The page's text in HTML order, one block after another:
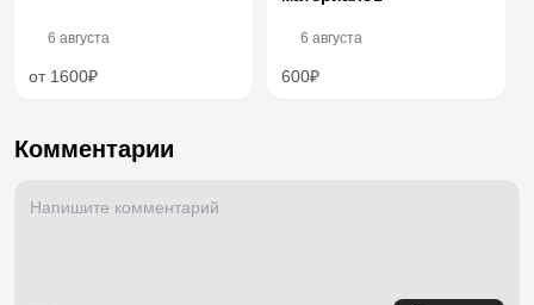
6 августа
от 1600₽
6 августа
600₽
Комментарии